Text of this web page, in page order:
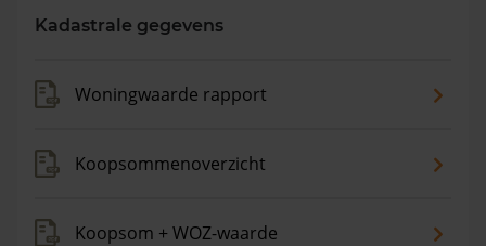
worden appartementen gemiddeld voor €504.143
maanden is de gemiddelde woningwaarde met 4,8%
Kadastrale gegevens
Woningwaarde rapport
Koopsommenoverzicht
Koopsom + WOZ-waarde